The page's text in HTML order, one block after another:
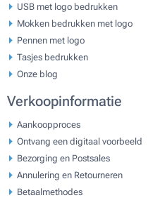
USB met logo bedrukken
Mokken bedrukken met logo
Pennen met logo
Tasjes bedrukken
Onze blog
Verkoopinformatie
Aankoopproces
Ontvang een digitaal voorbeeld
Bezorging en Postsales
Annulering en Retourneren
Betaalmethodes